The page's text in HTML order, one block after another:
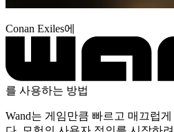
Conan Exiles에
를 사용하는 방법
Wand는 게임만큼 빠르고 매끄럽